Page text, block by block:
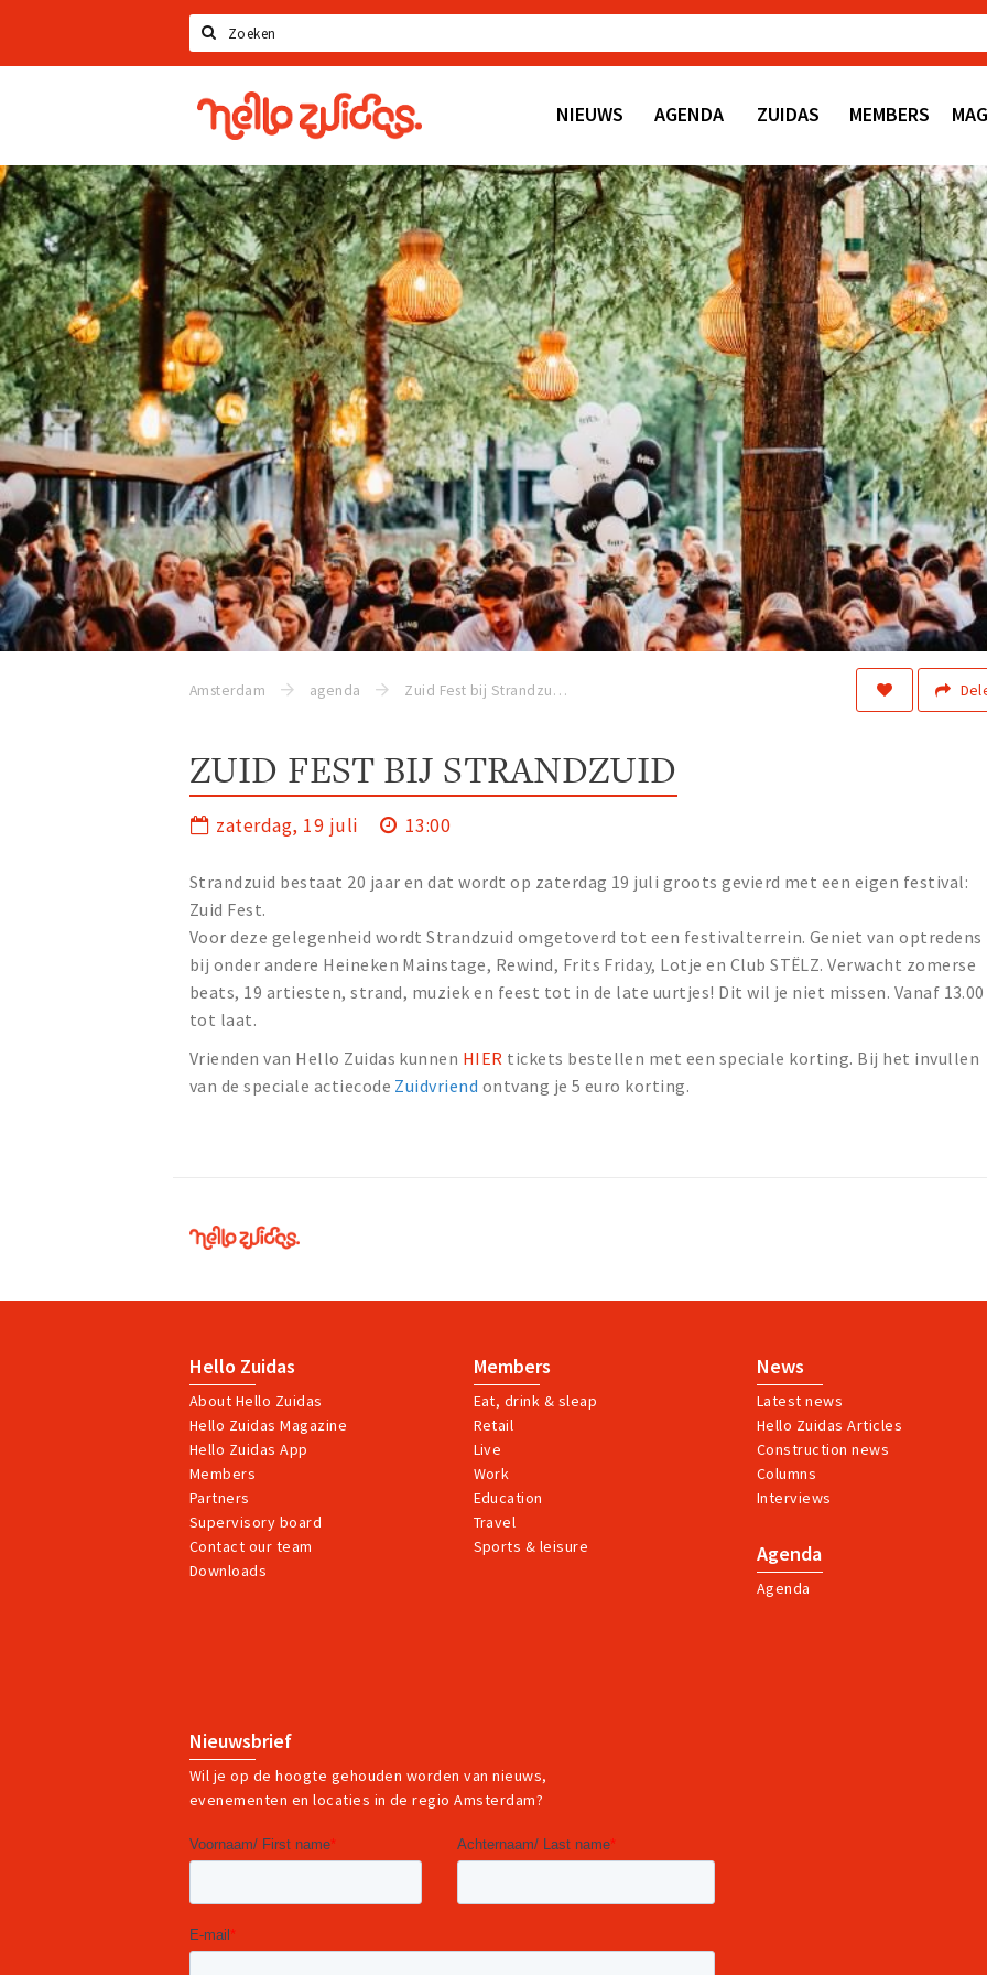
Zoeken
Hello
Zuidas
NIEUWS AGENDA ZUIDAS MEMBERS
Amsterdam agenda Zuid Fest bij Strandzuid
ZUID FEST BIJ STRANDZUID
zaterdag, 19 juli 13:00
Strandzuid bestaat 20 jaar en dat wordt op zaterdag 19 juli groots gevierd met een eigen festival:
Zuid Fest.
Voor deze gelegenheid wordt Strandzuid omgetoverd tot een festivalterrein. Geniet van optredens
bij onder andere Heineken Mainstage, Rewind, Frits Friday, Lotje en Club STËLZ. Verwacht zomerse
beats, 19 artiesten, strand, muziek en feest tot in de late uurtjes! Dit wil je niet missen. Vanaf 13.00
tot laat.
Vrienden van Hello Zuidas kunnen HIER tickets bestellen met een speciale korting. Bij het invullen
van de speciale actiecode Zuidvriend ontvang je 5 euro korting.
Hello
Zuidas
Hello Zuidas
About Hello Zuidas
Hello Zuidas Magazine
Hello Zuidas App
Members
Partners
Supervisory board
Contact our team
Downloads
Members
Eat, drink & sleap
Retail
Live
Work
Education
Travel
Sports & leisure
News
Latest news
Hello Zuidas Articles
Construction news
Columns
Interviews
Agenda
Agenda
Nieuwsbrief
Wil je op de hoogte gehouden worden van nieuws,
evenementen en locaties in de regio Amsterdam?